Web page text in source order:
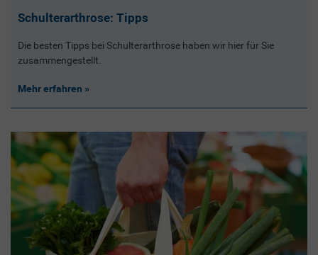
Schulterarthrose: Tipps
Die besten Tipps bei Schulterarthrose haben wir hier für Sie
zusammengestellt.
Mehr erfahren